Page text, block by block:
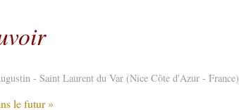
- Saint Laurent du Var (Nice Côte d'Azur - France)
le futur »